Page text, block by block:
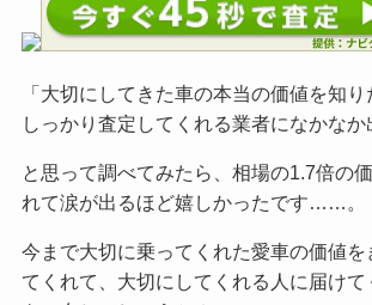
「大切にしてきた車の本当の価値を知
しっかり査定してくれる業者になかなか
と思って調べてみたら、相場の1.7倍の
れて涙が出るほど嬉しかったです……。
今まで大切に乗ってくれた愛車の価値を
てくれて、大切にしてくれる人に届けて